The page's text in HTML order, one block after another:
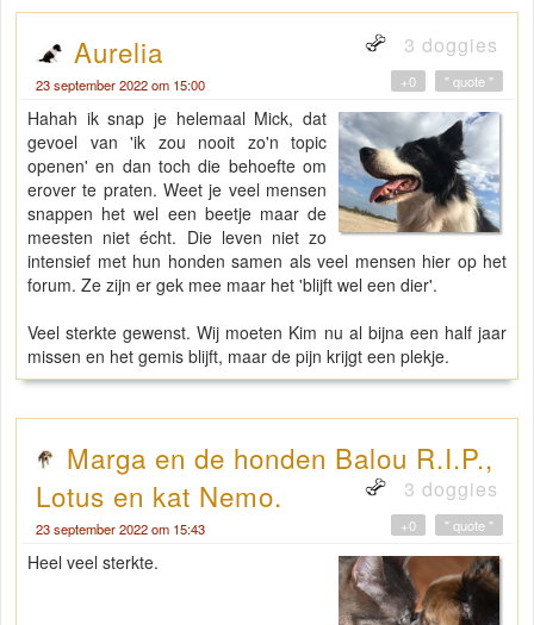
Aurelia 3 doggies
23 september 2022 om 15:00 " quote "
+0
Hahah ik snap je helemaal Mick, dat
gevoel van 'ik zou nooit zo'n topic
openen' en dan toch die behoefte om
erover te praten. Weet je veel mensen
snappen het wel een beetje maar de
meesten niet écht. Die leven niet zo
intensief met hun honden samen als veel mensen hier op het
forum. Ze zijn er gek mee maar het 'blijft wel een dier'.
Veel sterkte gewenst. Wij moeten Kim nu al bijna een half jaar
missen en het gemis blijft, maar de pijn krijgt een plekje.
Marga en de honden Balou R.I.P.,
Lotus en kat Nemo.
3 doggies
23 september 2022 om 15:43 " quote "
+0
Heel veel sterkte.